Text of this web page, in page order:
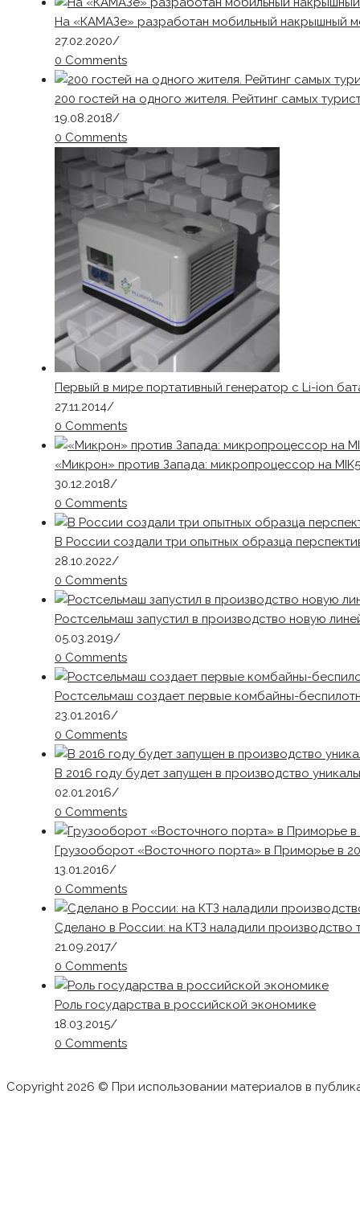
На «КАМАЗе» разработан мобильный накрышный
27.02.2020/
0 Comments
200 гостей на одного жителя. Рейтинг самых
19.08.2018/
0 Comments
Первый в мире портативный генератор с Li-ion
27.11.2014/
0 Comments
«Микрон» против Запада: микропроцессор на
30.12.2018/
0 Comments
В России создали три опытных образца
28.10.2022/
0 Comments
Ростсельмаш запустил в производство новую
05.03.2019/
0 Comments
Ростсельмаш создает первые комбайны-
23.01.2016/
0 Comments
В 2016 году будет запущен в производство
02.01.2016/
0 Comments
Грузооборот «Восточного порта» в Приморье в
13.01.2016/
0 Comments
Сделано в России: на КТЗ наладили производство
21.09.2017/
0 Comments
Роль государства в российской экономике
18.03.2015/
0 Comments
Copyright 2026 © При использовании материалов в